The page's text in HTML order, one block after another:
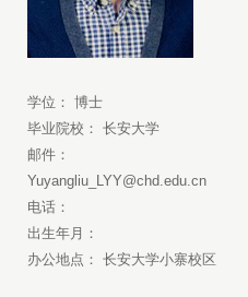
学位： 博士
毕业院校： 长安大学
邮件：
Yuyangliu_LYY@chd.edu.cn
电话：
出生年月：
办公地点： 长安大学小寨校区